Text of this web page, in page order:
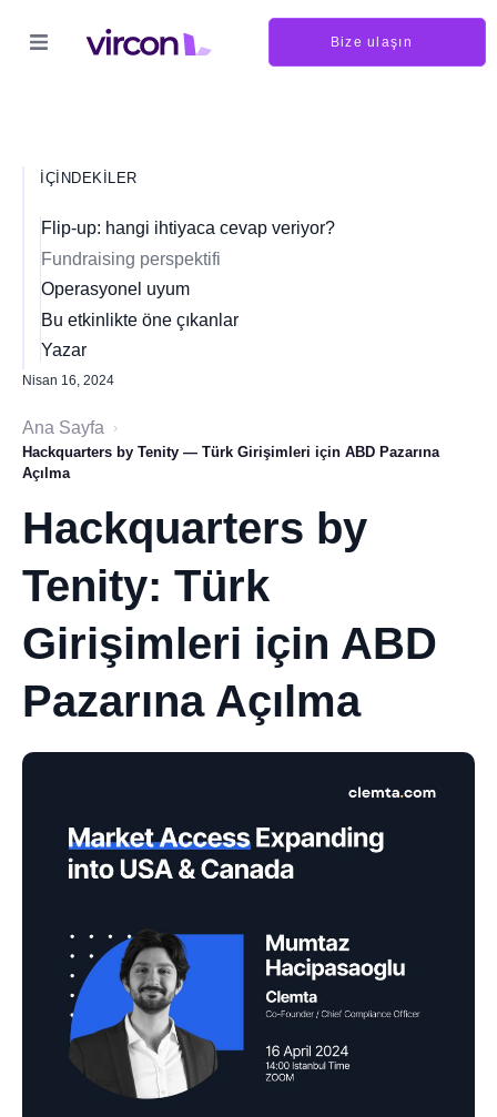
Bize ulaşın
İÇINDEKILER
Flip-up: hangi ihtiyaca cevap veriyor?
Fundraising perspektifi
Operasyonel uyum
Bu etkinlikte öne çıkanlar
Yazar
Nisan 16, 2024
Ana Sayfa
›
Hackquarters by Tenity — Türk Girişimleri için ABD Pazarına
Açılma
Hackquarters by
Tenity: Türk
Girişimleri için ABD
Pazarına Açılma